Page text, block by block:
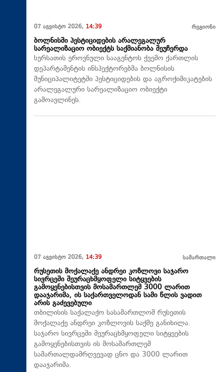
07 აგვისტო 2026, 14:39 რეგიონი
ბოლნისში პესტიციდების არალეგალურ
სარეალიზაციო ობიექტს საქმიანობა შეუჩერდა
სურსათის ეროვნული სააგენტოს ქვემო ქართლის
დეპარტამენტის ინსპექტორებმა ბოლნისის
მუნიციპალიტეტში პესტიციდების და აგროქიმიკატების
არალეგალური სარეალიზაციო ობიექტი
გამოავლინეს.
07 აგვისტო 2026, 14:39 სამართალი
რუსეთის მოქალაქე ანდრეი კოზლოვი საჯარო
სივრცეში შეურაცხმყოფელი სიტყვების
გამოყენებისთვის მოსამართლემ 3000 ლარით
დააჯარიმა, ის საქართველოდან სამი წლის ვადით
არის გაძევებული
თბილისის საქალაქო სასამართლომ რუსეთის
მოქალაქე ანდრეი კოზლოვის საქმე განიხილა.
საჯარო სივრცეში შეურაცხმყოფელი სიტყვების
გამოყენებისთვის ის მოსამართლემ
სამართალდამრღვევად ცნო და 3000 ლარით
დააჯარიმა.